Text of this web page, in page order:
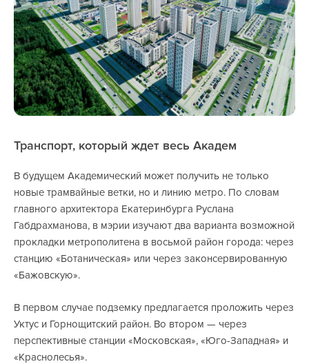
Транспорт, который ждет весь Академ
В будущем Академический может получить не только
новые трамвайные ветки, но и линию метро. По словам
главного архитектора Екатеринбурга Руслана
Габдрахманова, в мэрии изучают два варианта возможной
прокладки метрополитена в восьмой район города: через
станцию «Ботаническая» или через законсервированную
«Бажовскую».
В первом случае подземку предлагается проложить через
Уктус и Горнощитский район. Во втором — через
перспективные станции «Московская», «Юго-Западная» и
«Краснолесья».